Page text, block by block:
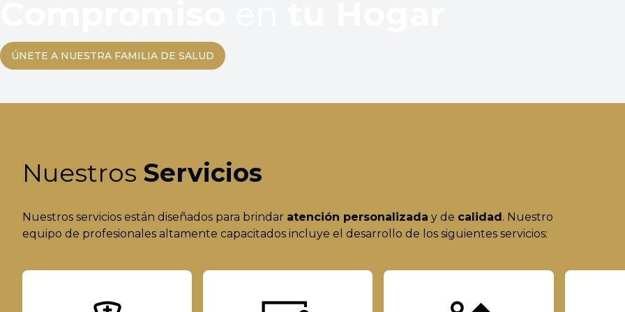
ÚNETE A NUESTRA FAMILIA DE SALUD
Nuestros Servicios
Nuestros servicios están diseñados para brindar atención personalizada y de calidad. Nuestro
equipo de profesionales altamente capacitados incluye el desarrollo de los siguientes servicios: